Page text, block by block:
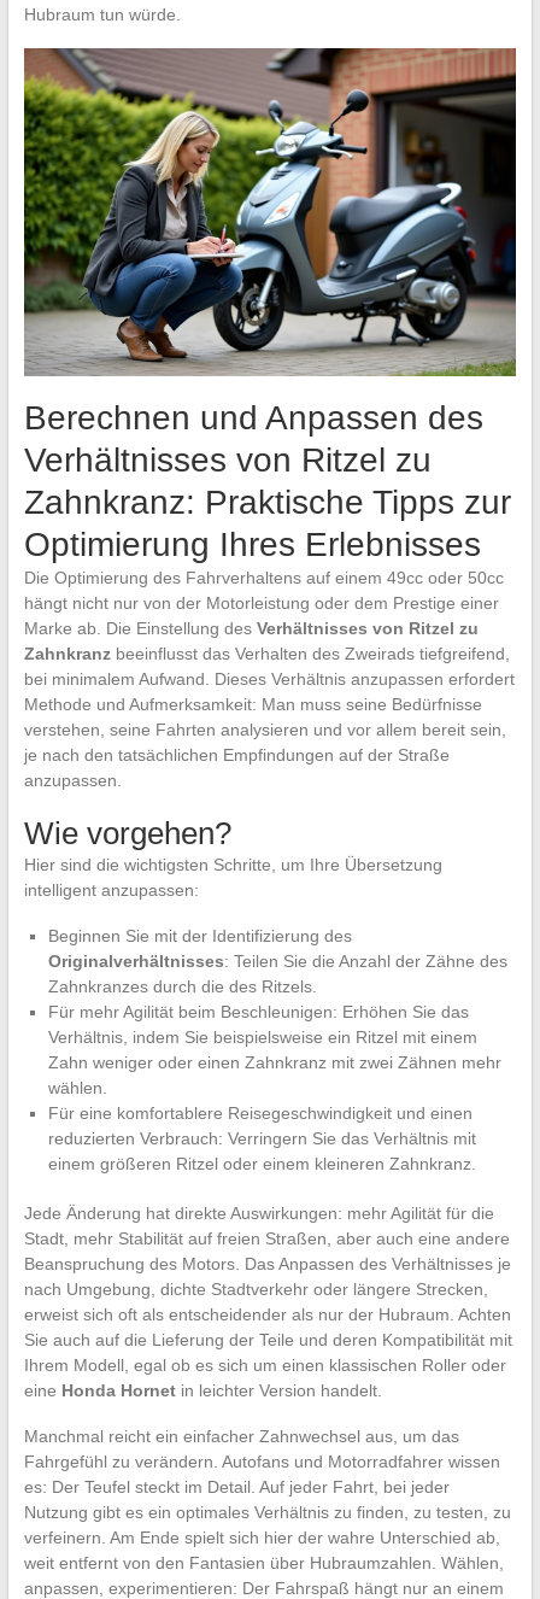
Hubraum tun würde.
Berechnen und Anpassen des
Verhältnisses von Ritzel zu
Zahnkranz: Praktische Tipps zur
Optimierung Ihres Erlebnisses
Die Optimierung des Fahrverhaltens auf einem 49cc oder 50cc
hängt nicht nur von der Motorleistung oder dem Prestige einer
Marke ab. Die Einstellung des Verhältnisses von Ritzel zu
Zahnkranzbeeinflusst das Verhalten des Zweirads tiefgreifend,
bei minimalem Aufwand. Dieses Verhältnis anzupassen erfordert
Methode und Aufmerksamkeit: Man muss seine Bedürfnisse
verstehen, seine Fahrten analysieren und vor allem bereit sein,
je nach den tatsächlichen Empfindungen auf der Straße
anzupassen.
Wie vorgehen?
Hier sind die wichtigsten Schritte, um Ihre Übersetzung
intelligent anzupassen:
Beginnen Sie mit der Identifizierung des
Originalverhältnisses: Teilen Sie die Anzahl der Zähne des
Zahnkranzes durch die des Ritzels.
Für mehr Agilität beim Beschleunigen: Erhöhen Sie das
Verhältnis, indem Sie beispielsweise ein Ritzel mit einem
Zahn weniger oder einen Zahnkranz mit zwei Zähnen mehr
wählen.
Für eine komfortablere Reisegeschwindigkeit und einen
reduzierten Verbrauch: Verringern Sie das Verhältnis mit
einem größeren Ritzel oder einem kleineren Zahnkranz.
Jede Änderung hat direkte Auswirkungen: mehr Agilität für die
Stadt, mehr Stabilität auf freien Straßen, aber auch eine andere
Beanspruchung des Motors. Das Anpassen des Verhältnisses je
nach Umgebung, dichte Stadtverkehr oder längere Strecken,
erweist sich oft als entscheidender als nur der Hubraum. Achten
Sie auch auf die Lieferung der Teile und deren Kompatibilität mit
Ihrem Modell, egal ob es sich um einen klassischen Roller oder
eine Honda Hornetin leichter Version handelt.
Manchmal reicht ein einfacher Zahnwechsel aus, um das
Fahrgefühl zu verändern. Autofans und Motorradfahrer wissen
es: Der Teufel steckt im Detail. Auf jeder Fahrt, bei jeder
Nutzung gibt es ein optimales Verhältnis zu finden, zu testen, zu
verfeinern. Am Ende spielt sich hier der wahre Unterschied ab,
weit entfernt von den Fantasien über Hubraumzahlen. Wählen,
anpassen, experimentieren: Der Fahrspaß hängt nur an einem